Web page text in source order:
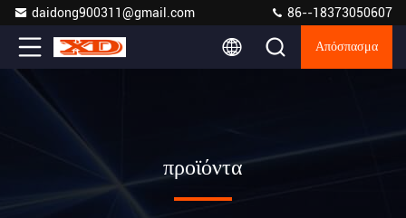
daidong900311@gmail.com 86--18373050607
Απόσπασμα
προϊόντα